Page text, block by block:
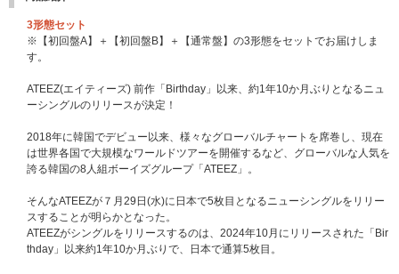
対象：メンバー別グッドタッチ会（全日程）、団体ハートタッチ会（全日
程）
応募期間： 2026年8月10日（月）10:00～2026年8月17日（月）09:00
当落発表：
【4回目】
対象：スペシャル特典プレゼント企画！
応募期間：
2026年8月17日（月）10:00～2026年8月24日（月）09:00
当落発表：2026年8月28日（金）20:00頃
※各回の締切間近などの時間帯によっては、繋がりにくい場合がございま
す。余裕を持ってご応募ください。
※上記応募期間以外はご応募いただけません。あらかじめご了承ください。
※商品が届かない、受け取れない等の理由を含め、いかなる場合も上記応募
期間以外はご応募いただけません。あらかじめご了承ください。
※オンラインショップにてご購入の方は、商品受取日と上記スケジュールを
必ずご自身でご確認の上、ご購入・ご応募ください。
3形態セット
※【初回盤A】＋【初回盤B】＋【通常盤】の3形態をセットでお届けしま
す。
ATEEZ(エイティーズ) 前作「Birthday」以来、約1年10か月ぶりとなるニュ
ーシングルのリリースが決定！
2018年に韓国でデビュー以来、様々なグローバルチャートを席巻し、現在
は世界各国で大規模なワールドツアーを開催するなど、グローバルな人気を
誇る韓国の8人組ボーイズグループ「ATEEZ」。
そんなATEEZが７月29日(水)に日本で5枚目となるニューシングルをリリー
スすることが明らかとなった。
ATEEZがシングルをリリースするのは、2024年10月にリリースされた「Bir
thday」以来約1年10か月ぶりで、日本で通算5枚目。